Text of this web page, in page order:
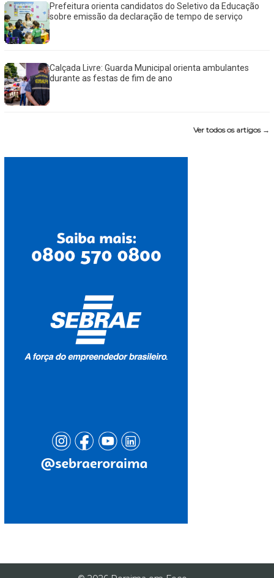
Prefeitura orienta candidatos do Seletivo da Educação
sobre emissão da declaração de tempo de serviço
Calçada Livre: Guarda Municipal orienta ambulantes
durante as festas de fim de ano
Ver todos os artigos →